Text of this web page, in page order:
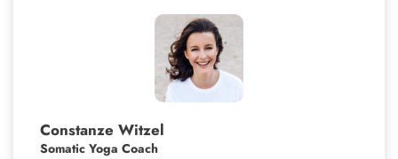
Constanze Witzel
Somatic Yoga Coach